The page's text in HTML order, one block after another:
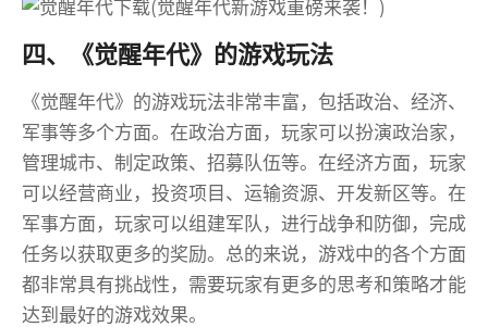
四、《觉醒年代》的游戏玩法
《觉醒年代》的游戏玩法非常丰富，包括政治、经济、
军事等多个方面。在政治方面，玩家可以扮演政治家，
管理城市、制定政策、招募队伍等。在经济方面，玩家
可以经营商业，投资项目、运输资源、开发新区等。在
军事方面，玩家可以组建军队，进行战争和防御，完成
任务以获取更多的奖励。总的来说，游戏中的各个方面
都非常具有挑战性，需要玩家有更多的思考和策略才能
达到最好的游戏效果。